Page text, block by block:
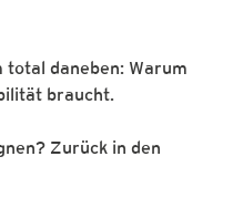
daneben: Warum
braucht.
Zurück in den